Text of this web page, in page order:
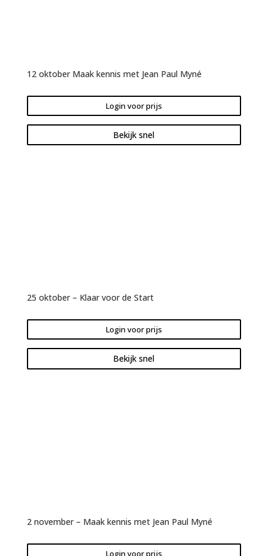
12 oktober Maak kennis met Jean Paul Myné
Login voor prijs
Bekijk snel
25 oktober – Klaar voor de Start
Login voor prijs
Bekijk snel
2 november – Maak kennis met Jean Paul Myné
Login voor prijs